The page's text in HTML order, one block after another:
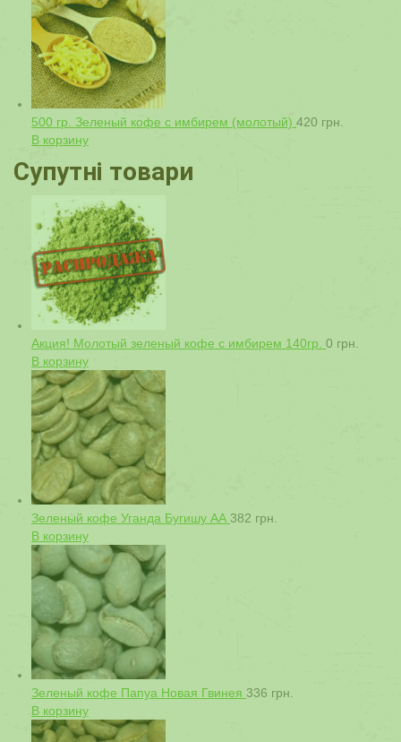
500 гр. Зеленый кофе с имбирем (молотый) 420 грн.
В корзину
Супутні товари
Акция! Молотый зеленый кофе с имбирем 140гр. 0 грн.
В корзину
Зеленый кофе Уганда Бугишу АА 382 грн.
В корзину
Зеленый кофе Папуа Новая Гвинея 336 грн.
В корзину